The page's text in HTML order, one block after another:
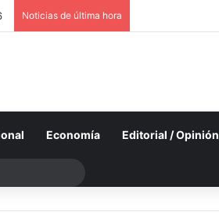
Noticias de última hora
Economía Editorial / Opinión